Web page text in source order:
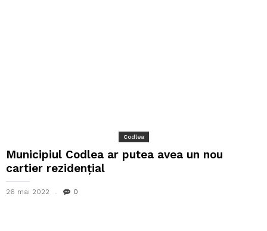
Codlea
Municipiul Codlea ar putea avea un nou
cartier rezidențial
26 mai 2022 0